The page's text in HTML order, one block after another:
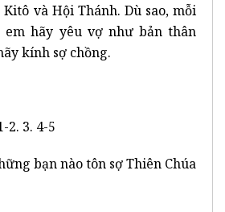
và Hội Thánh. Dù sao, mỗi
hãy yêu vợ như bản thân
kính sợ chồng.
2. 3. 4-5
bạn nào tôn sợ Thiên Chúa